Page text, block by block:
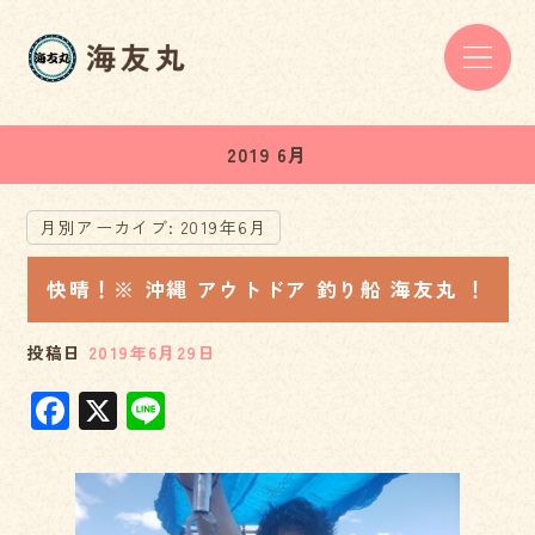
2019 6月
月別アーカイブ: 2019年6月
快晴！※ 沖縄 アウトドア 釣り船 海友丸 ！
投稿日 2019年6月29日
F
c
X
e